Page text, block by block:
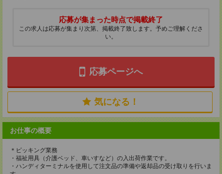
応募が集まった時点で掲載終了
この求人は応募が集まり次第、掲載終了致します。予めご理解くださ
い。
応募ページへ
気になる！
お仕事の概要
＊ピッキング業務
・福祉用具（介護ベッド、車いすなど）の入出荷作業です。
・ハンディターミナルを使用して注文品の準備や返却品の受け取りを行いま